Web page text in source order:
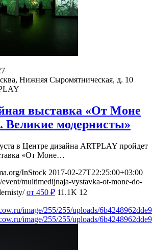
Нижняя Сыромятническая, д. 10
выставка «От Моне
Великие модернисты»
в Центре дизайна ARTPLAY пройдет
«От Моне…
InStock 2017-02-27T22:25:00+03:00
multimedijnaja-vystavka-ot-mone-do-
от 450 ₽ 11.1K 12
image/255/255/uploads/
image/255/255/uploads/